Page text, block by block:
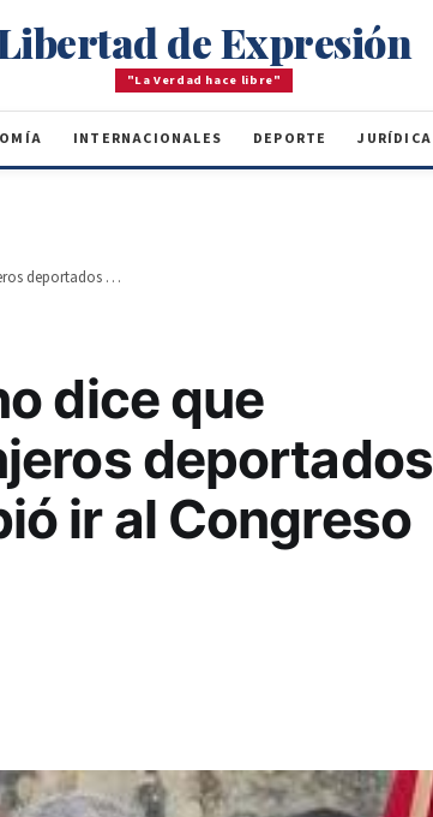
de Expresión
"La Verdad hace libre"
INTERNACIONALES DEPORTE JURÍDICA
Instituto Duartiano dice que ingreso de extranjeros deportados desde EE.UU. debió ir al Congreso
dice que
deportados
ir al Congreso